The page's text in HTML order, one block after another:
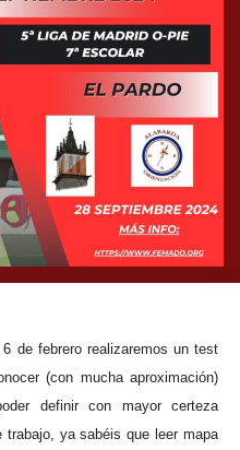
de febrero realizaremos un test
(con mucha aproximación)
definir con mayor certeza
trabajo, ya sabéis que leer mapa